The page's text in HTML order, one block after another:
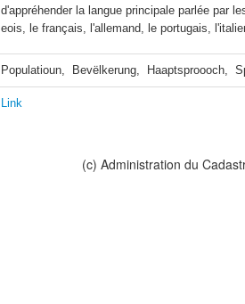
d'appréhender la langue principale parlée par
eois, le français, l'allemand, le portugais,
Populatioun,  Bevëlkerung,  Haaptsproooch,
Link
(c) Administration du